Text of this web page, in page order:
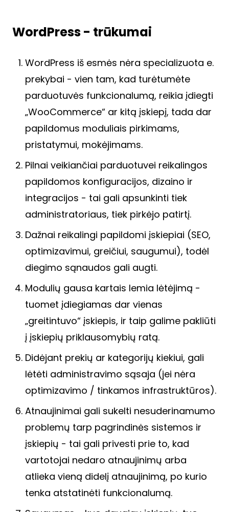
WordPress - trūkumai
WordPress iš esmės nėra specializuota e.
prekybai - vien tam, kad turėtumėte
parduotuvės funkcionalumą, reikia įdiegti
„WooCommerce“ ar kitą įskiepį, tada dar
papildomus moduliais pirkimams,
pristatymui, mokėjimams.
Pilnai veikiančiai parduotuvei reikalingos
papildomos konfiguracijos, dizaino ir
integracijos - tai gali apsunkinti tiek
administratoriaus, tiek pirkėjo patirtį.
Dažnai reikalingi papildomi įskiepiai (SEO,
optimizavimui, greičiui, saugumui), todėl
diegimo sąnaudos gali augti.
Modulių gausa kartais lemia lėtėjimą -
tuomet įdiegiamas dar vienas
„greitintuvo“ įskiepis, ir taip galime pakliūti
į įskiepių priklausomybių ratą.
Didėjant prekių ar kategorijų kiekiui, gali
lėtėti administravimo sąsaja (jei nėra
optimizavimo / tinkamos infrastruktūros).
Atnaujinimai gali sukelti nesuderinamumo
problemų tarp pagrindinės sistemos ir
įskiepių - tai gali privesti prie to, kad
vartotojai nedaro atnaujinimų arba
atlieka vieną didelį atnaujinimą, po kurio
tenka atstatinėti funkcionalumą.